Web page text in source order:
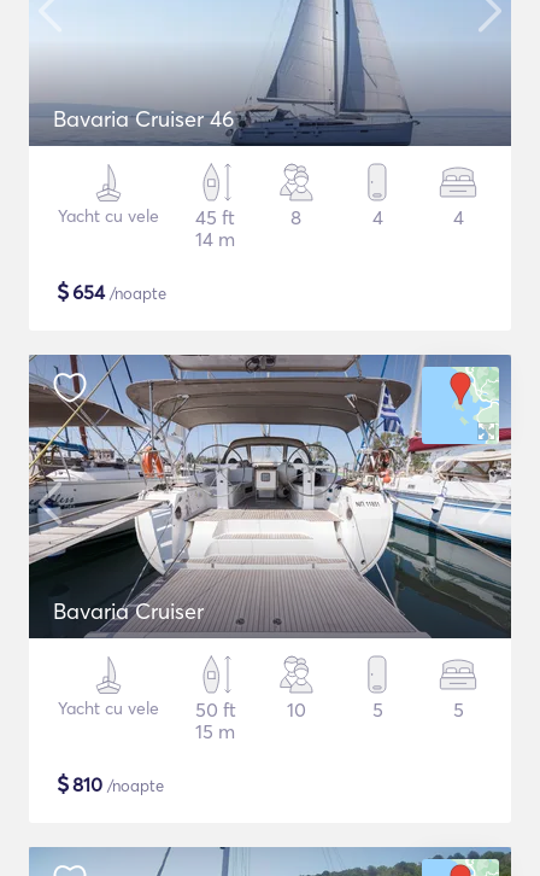
Bavaria Cruiser 46
Yacht cu vele
45 ft
14 m
8 4 4
$654/noapte
Bavaria Cruiser
Yacht cu vele
50 ft
15 m
10 5 5
$810 /noapte